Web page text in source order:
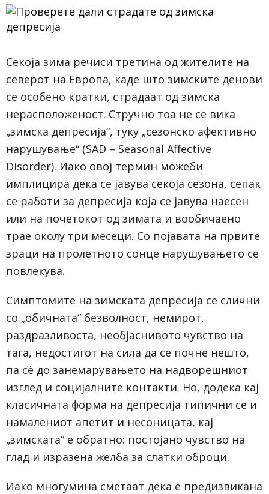
Секоја зима речиси третина од жителите на
северот на Европа, каде што зимските денови
се особено кратки, страдаат од зимска
нерасположеност. Стручно тоа не се вика
„зимска депресија“, туку „сезонско афективно
нарушување“ (SAD – Seasonal Affective
Disorder). Иако овој термин можеби
имплицира дека се јавува секоја сезона, сепак
се работи за депресија која се јавува наесен
или на почетокот од зимата и вообичаено
трае околу три месеци. Со појавата на првите
зраци на пролетното сонце нарушувањето се
повлекува.
Симптомите на зимската депресија се слични
со „обичната“ безволност, немирот,
раздразливоста, необјаснивото чувство на
тага, недостигот на сила да се почне нешто,
па сè до занемарувањето на надворешниот
изглед и социјалните контакти. Но, додека кај
класичната форма на депресија типични се и
намалениот апетит и несоницата, кај
„зимската“ е обратно: постојано чувство на
глад и изразена желба за слатки оброци.
Иако многумина сметаат дека е предизвикана